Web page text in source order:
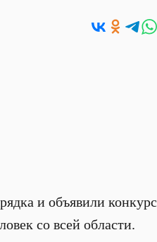
и объявили конкурс
со всей области.